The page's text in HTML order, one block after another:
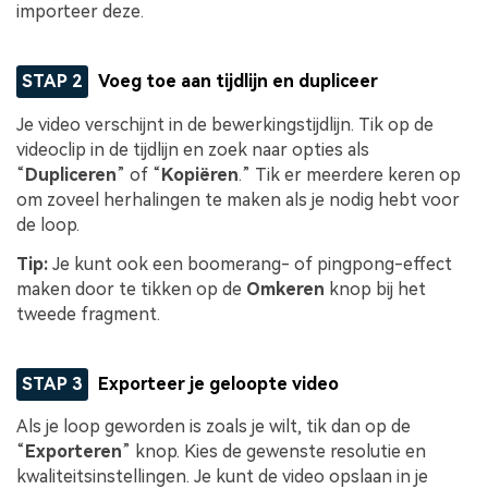
importeer deze.
STAP 2 Voeg toe aan tijdlijn en dupliceer
Je video verschijnt in de bewerkingstijdlijn. Tik op de
videoclip in de tijdlijn en zoek naar opties als
“Dupliceren” of “Kopiëren.” Tik er meerdere keren op
om zoveel herhalingen te maken als je nodig hebt voor
de loop.
Tip: Je kunt ook een boomerang- of pingpong-effect
maken door te tikken op de Omkeren knop bij het
tweede fragment.
STAP 3 Exporteer je geloopte video
Als je loop geworden is zoals je wilt, tik dan op de
“ Exporteren” knop. Kies de gewenste resolutie en
kwaliteitsinstellingen. Je kunt de video opslaan in je